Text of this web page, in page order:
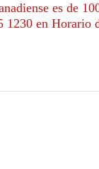
es de
en Horario